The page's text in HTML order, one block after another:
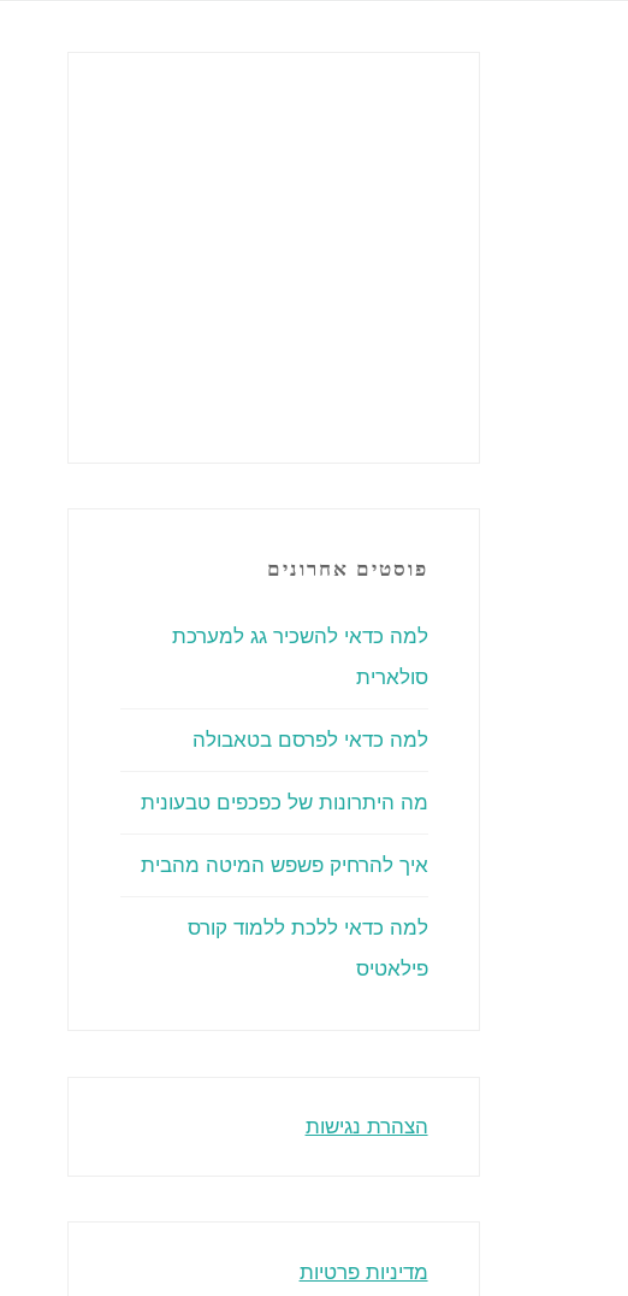
פוסטים אחרונים
למה כדאי להשכיר גג למערכת
סולארית
למה כדאי לפרסם בטאבולה
מה היתרונות של כפכפים טבעונית
איך להרחיק פשפש המיטה מהבית
למה כדאי ללכת ללמוד קורס
פילאטיס
הצהרת נגישות
מדיניות פרטיות